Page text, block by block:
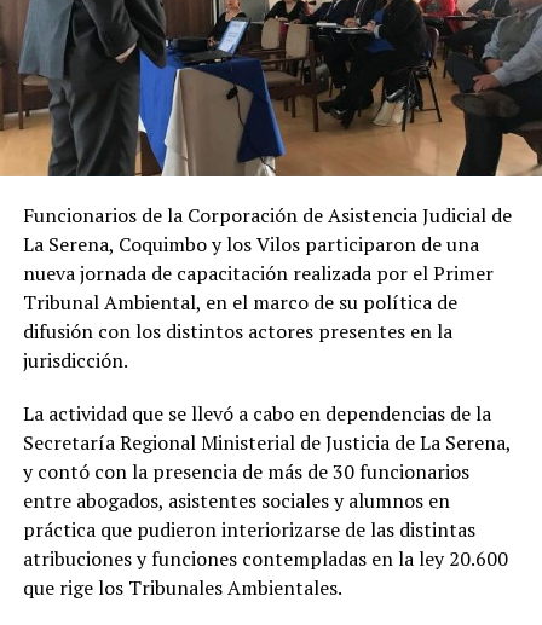
Funcionarios de la Corporación de Asistencia Judicial de
La Serena, Coquimbo y los Vilos participaron de una
nueva jornada de capacitación realizada por el Primer
Tribunal Ambiental, en el marco de su política de
difusión con los distintos actores presentes en la
jurisdicción.
La actividad que se llevó a cabo en dependencias de la
Secretaría Regional Ministerial de Justicia de La Serena,
y contó con la presencia de más de 30 funcionarios
entre abogados, asistentes sociales y alumnos en
práctica que pudieron interiorizarse de las distintas
atribuciones y funciones contempladas en la ley 20.600
que rige los Tribunales Ambientales.